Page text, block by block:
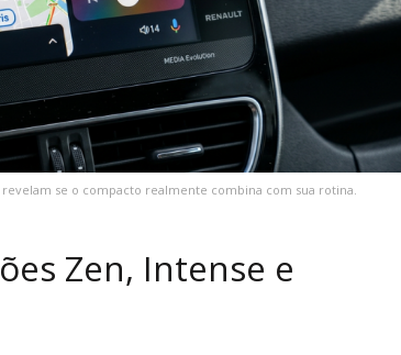
se o compacto realmente combina com sua rotina.
Zen, Intense e